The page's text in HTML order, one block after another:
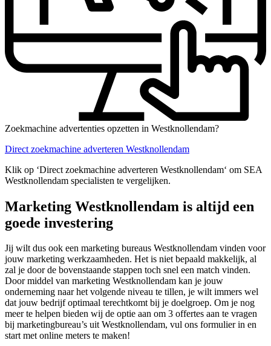
Zoekmachine advertenties opzetten in Westknollendam?
Direct zoekmachine adverteren Westknollendam
Klik op ‘Direct zoekmachine adverteren Westknollendam‘ om SEA
Westknollendam specialisten te vergelijken.
Marketing Westknollendam is altijd een
goede investering
Jij wilt dus ook een marketing bureaus Westknollendam vinden voor
jouw marketing werkzaamheden. Het is niet bepaald makkelijk, al
zal je door de bovenstaande stappen toch snel een match vinden.
Door middel van marketing Westknollendam kan je jouw
onderneming naar het volgende niveau te tillen, je wilt immers wel
dat jouw bedrijf optimaal terechtkomt bij je doelgroep. Om je nog
meer te helpen bieden wij de optie aan om 3 offertes aan te vragen
bij marketingbureau’s uit Westknollendam, vul ons formulier in en
start met online meters te maken!